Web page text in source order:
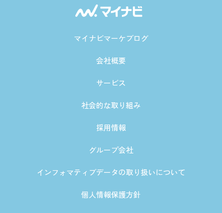
マイナビマーケブログ
会社概要
サービス
社会的な取り組み
採用情報
グループ会社
インフォマティブデータの取り扱いについて
個人情報保護方針